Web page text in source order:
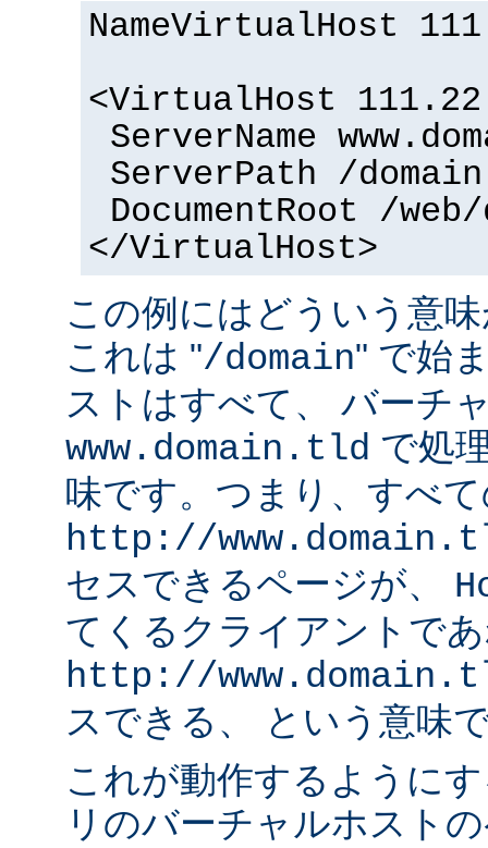
NameVirtualHost
<VirtualHost
ServerName
ServerPath /domain
DocumentRoot /web/
</VirtualHost>
この例にはどういう意
これは "/domain" で始
ストはすべて、 バーチ
www.domain.tld で処
味です。つまり、すべ
http://
セスできるページが、
てくるクライアントで
http://
スできる、 という意味
これが動作するように
リのバーチャルホスト